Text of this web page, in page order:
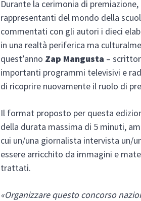
Durante la cerimonia di
rappresentanti del mondo della
commentati con gli autori i dieci
in una realtà periferica ma
quest’anno Zap Mangusta –
importanti programmi televisivi e
di ricoprire nuovamente il ruolo di
Il format proposto per questa
della durata massima di 5 minuti,
cui un/una giornalista intervista un/
essere arricchito da immagini e
trattati.
«Organizzare questo concorso